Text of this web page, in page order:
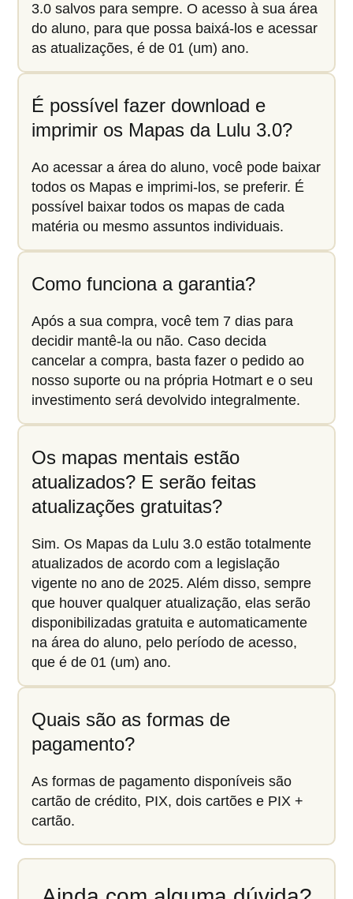
3.0 salvos para sempre. O acesso à sua área
do aluno, para que possa baixá-los e acessar
as atualizações, é de 01 (um) ano.
É possível fazer download e
imprimir os Mapas da Lulu 3.0?
Ao acessar a área do aluno, você pode baixar
todos os Mapas e imprimi-los, se preferir. É
possível baixar todos os mapas de cada
matéria ou mesmo assuntos individuais.
Como funciona a garantia?
Após a sua compra, você tem 7 dias para
decidir mantê-la ou não. Caso decida
cancelar a compra, basta fazer o pedido ao
nosso suporte ou na própria Hotmart e o seu
investimento será devolvido integralmente.
Os mapas mentais estão
atualizados? E serão feitas
atualizações gratuitas?
Sim. Os Mapas da Lulu 3.0 estão totalmente
atualizados de acordo com a legislação
vigente no ano de 2025. Além disso, sempre
que houver qualquer atualização, elas serão
disponibilizadas gratuita e automaticamente
na área do aluno, pelo período de acesso,
que é de 01 (um) ano.
Quais são as formas de
pagamento?
As formas de pagamento disponíveis são
cartão de crédito, PIX, dois cartões e PIX +
cartão.